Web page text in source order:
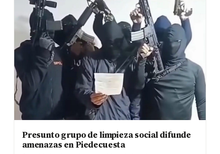
Presunto grupo de limpieza social difunde
amenazas en Piedecuesta